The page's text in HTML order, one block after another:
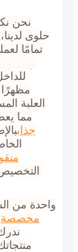
نحن
حلوى
تمامًا
العلبة
مما
جذاب
واحدة من
مخصصة